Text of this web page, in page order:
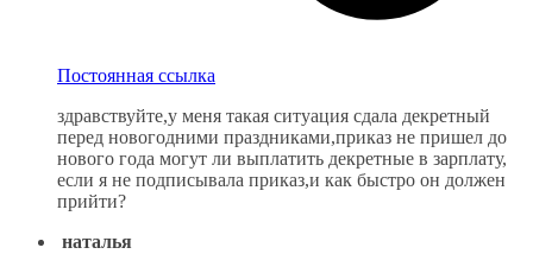
Постоянная ссылка
здравствуйте,у меня такая ситуация сдала декретный
перед новогодними праздниками,приказ не пришел до
нового года могут ли выплатить декретные в зарплату,
если я не подписывала приказ,и как быстро он должен
прийти?
наталья